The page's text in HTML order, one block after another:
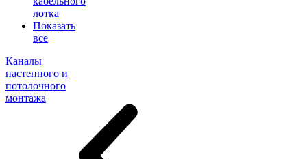
лотка
Показать
все
Каналы
настенного и
потолочного
монтажа